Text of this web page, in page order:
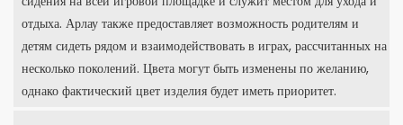
отдыха. Арлау также предоставляет возможность родителям и
детям сидеть рядом и взаимодействовать в играх, рассчитанных на
несколько поколений. Цвета могут быть изменены по желанию,
однако фактический цвет изделия будет иметь приоритет.